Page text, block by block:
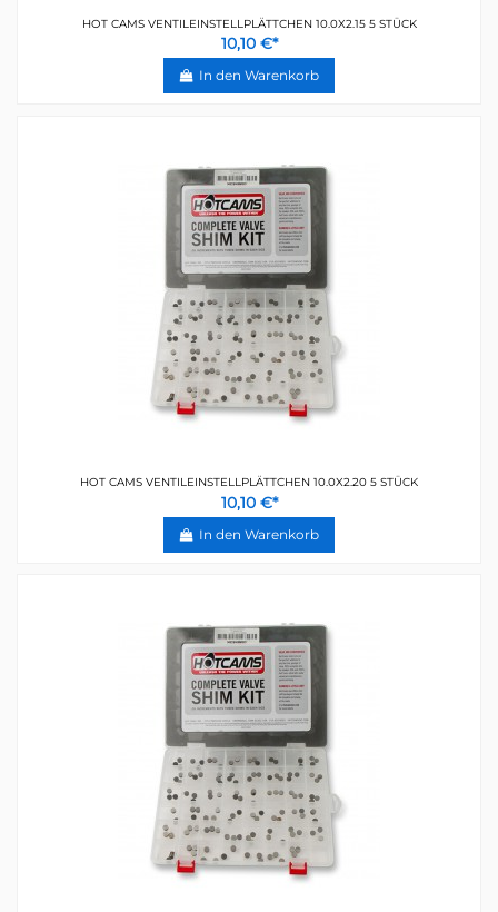
HOT CAMS VENTILEINSTELLPLÄTTCHEN 10.0X2.15 5 STÜCK
10,10 €*
In den Warenkorb
HOT CAMS VENTILEINSTELLPLÄTTCHEN 10.0X2.20 5 STÜCK
10,10 €*
In den Warenkorb